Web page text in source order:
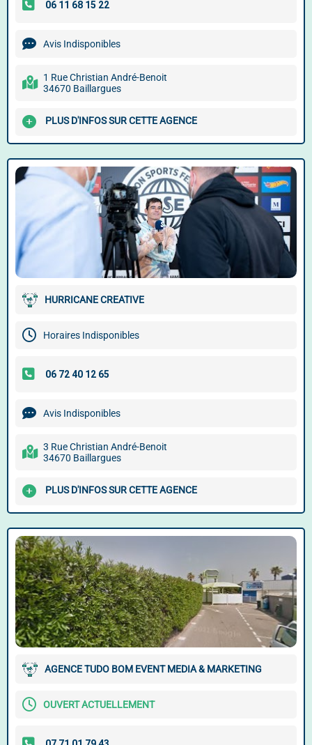
Avis Indisponibles
1 Rue Christian André-Benoit
34670 Baillargues
PLUS D'INFOS SUR CETTE AGENCE
HURRICANE CREATIVE
Horaires Indisponibles
Avis Indisponibles
3 Rue Christian André-Benoit
34670 Baillargues
PLUS D'INFOS SUR CETTE AGENCE
AGENCE TUDO BOM EVENT MEDIA & MARKETING
OUVERT ACTUELLEMENT